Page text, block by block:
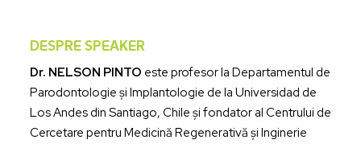
DESPRE SPEAKER
Dr. NELSON PINTO este profesor la Departamentul de
Parodontologie și Implantologie de la Universidad de
Los Andes din Santiago, Chile și fondator al Centrului de
Cercetare pentru Medicină Regenerativă și Inginerie